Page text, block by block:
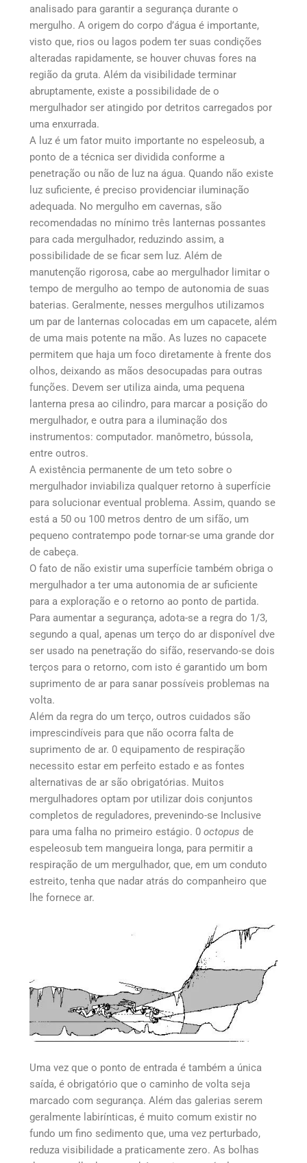
analisado para garantir a segurança durante o
mergulho. A origem do corpo d’água é importante,
visto que, rios ou lagos podem ter suas condições
alteradas rapidamente, se houver chuvas fores na
região da gruta. Além da visibilidade terminar
abruptamente, existe a possibilidade de o
mergulhador ser atingido por detritos carregados por
uma enxurrada.
A luz é um fator muito importante no espeleosub, a
ponto de a técnica ser dividida conforme a
penetração ou não de luz na água. Quando não existe
luz suficiente, é preciso providenciar iluminação
adequada. No mergulho em cavernas, são
recomendadas no mínimo três lanternas possantes
para cada mergulhador, reduzindo assim, a
possibilidade de se ficar sem luz. Além de
manutenção rigorosa, cabe ao mergulhador limitar o
tempo de mergulho ao tempo de autonomia de suas
baterias. Geralmente, nesses mergulhos utilizamos
um par de lanternas colocadas em um capacete, além
de uma mais potente na mão. As luzes no capacete
permitem que haja um foco diretamente à frente dos
olhos, deixando as mãos desocupadas para outras
funções. Devem ser utiliza ainda, uma pequena
lanterna presa ao cilindro, para marcar a posição do
mergulhador, e outra para a iluminação dos
instrumentos: computador. manômetro, bússola,
entre outros.
A existência permanente de um teto sobre o
mergulhador inviabiliza qualquer retorno à superfície
para solucionar eventual problema. Assim, quando se
está a 50 ou 100 metros dentro de um sifão, um
pequeno contratempo pode tornar-se uma grande dor
de cabeça.
O fato de não existir uma superfície também obriga o
mergulhador a ter uma autonomia de ar suficiente
para a exploração e o retorno ao ponto de partida.
Para aumentar a segurança, adota-se a regra do 1/3,
segundo a qual, apenas um terço do ar disponível dve
ser usado na penetração do sifão, reservando-se dois
terços para o retorno, com isto é garantido um bom
suprimento de ar para sanar possíveis problemas na
volta.
Além da regra do um terço, outros cuidados são
imprescindíveis para que não ocorra falta de
suprimento de ar. 0 equipamento de respiração
necessito estar em perfeito estado e as fontes
alternativas de ar são obrigatórias. Muitos
mergulhadores optam por utilizar dois conjuntos
completos de reguladores, prevenindo-se Inclusive
para uma falha no primeiro estágio. 0 octopus de
espeleosub tem mangueira longa, para permitir a
respiração de um mergulhador, que, em um conduto
estreito, tenha que nadar atrás do companheiro que
lhe fornece ar.
Uma vez que o ponto de entrada é também a única
saída, é obrigatório que o caminho de volta seja
marcado com segurança. Além das galerias serem
geralmente labirínticas, é muito comum existir no
fundo um fino sedimento que, uma vez perturbado,
reduza visibilidade a praticamente zero. As bolhas